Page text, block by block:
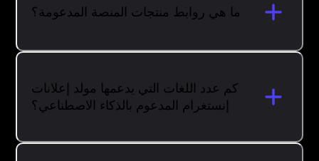
ما هي روابط منتجات المنصة المدعومة؟
كم عدد اللغات التي يدعمها مولد إعلانات
إنستغرام المدعوم بالذكاء الاصطناعي؟